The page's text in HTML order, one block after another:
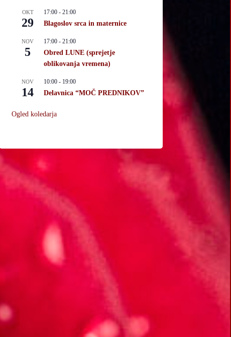
OKT
29
17:00 -21:00
Blagoslov srca in maternice
NOV
5
17:00 -21:00
Obred LUNE (sprejetje
oblikovanja vremena)
NOV
14
10:00 - 19:00
Delavnica “MOČ PREDNIKOV”
Ogled koledarja